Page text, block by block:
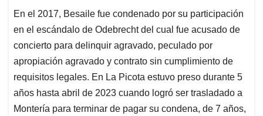
En el 2017, Besaile fue condenado por su participación
en el escándalo de Odebrecht del cual fue acusado de
concierto para delinquir agravado, peculado por
apropiación agravado y contrato sin cumplimiento de
requisitos legales. En La Picota estuvo preso durante 5
años hasta abril de 2023 cuando logró ser trasladado a
Montería para terminar de pagar su condena, de 7 años,